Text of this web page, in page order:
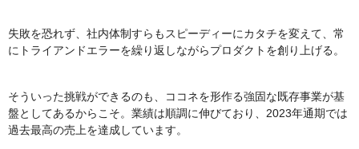
失敗を恐れず、社内体制すらもスピーディーにカタチを変えて、常
にトライアンドエラーを繰り返しながらプロダクトを創り上げる。
そういった挑戦ができるのも、ココネを形作る強固な既存事業が基
盤としてあるからこそ。業績は順調に伸びており、2023年通期では
過去最高の売上を達成しています。